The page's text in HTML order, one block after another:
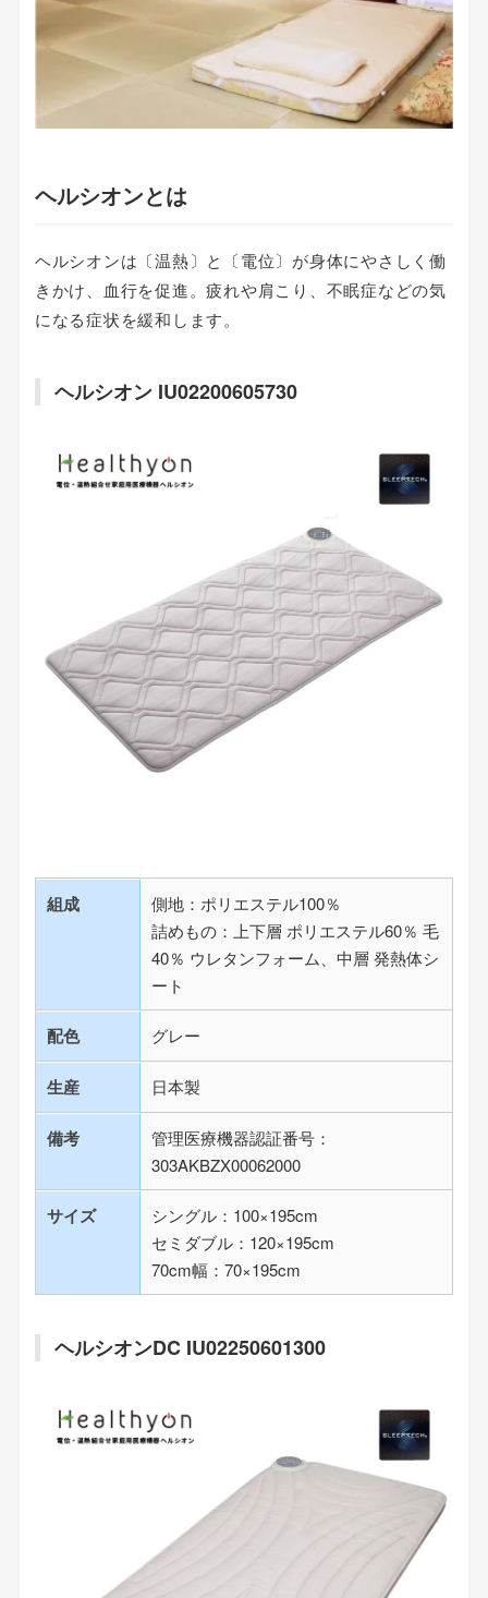
ヘルシオンとは
ヘルシオンは〔温熱〕と〔電位〕が身体にやさしく働
きかけ、血行を促進。疲れや肩こり、不眠症などの気
になる症状を緩和します。
ヘルシオン IU02200605730
組成
側地：ポリエステル100％
詰めもの：上下層 ポリエステル60％ 毛
40％ ウレタンフォーム、中層 発熱体シ
ート
配色 グレー
生産 日本製
備考
管理医療機器認証番号：
303AKBZX00062000
サイズ
シングル：100×195cm
セミダブル：120×195cm
70cm幅：70×195cm
ヘルシオンDC IU02250601300